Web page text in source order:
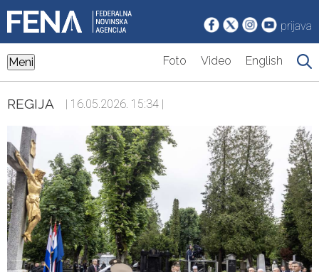
prijava
Meni Foto Video English
REGIJA | 16.05.2026. 15:34 |